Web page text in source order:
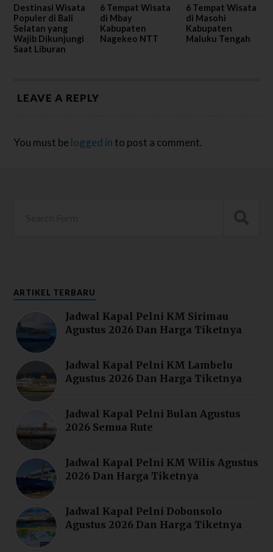
Destinasi Wisata
Populer di Bali
Selatan yang
Wajib Dikunjungi
Saat Liburan
6 Tempat Wisata
di Mbay
Kabupaten
Nagekeo NTT
6 Tempat Wisata
di Masohi
Kabupaten
Maluku Tengah
LEAVE A REPLY
You must be logged in to post a comment.
ARTIKEL TERBARU
Jadwal Kapal Pelni KM Sirimau
Agustus 2026 Dan Harga Tiketnya
Jadwal Kapal Pelni KM Lambelu
Agustus 2026 Dan Harga Tiketnya
Jadwal Kapal Pelni Bulan Agustus
2026 Semua Rute
Jadwal Kapal Pelni KM Wilis Agustus
2026 Dan Harga Tiketnya
Jadwal Kapal Pelni Dobonsolo
Agustus 2026 Dan Harga Tiketnya